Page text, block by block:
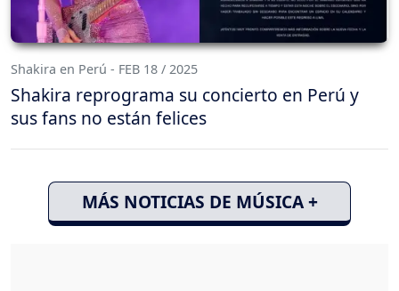
Shakira en Perú - FEB 18 / 2025
Shakira reprograma su concierto en Perú y
sus fans no están felices
MÁS NOTICIAS DE MÚSICA +